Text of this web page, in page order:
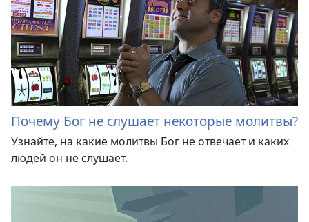
Почему Бог не слушает некоторые молитвы?
Узнайте, на какие молитвы Бог не отвечает и каких
людей он не слушает.